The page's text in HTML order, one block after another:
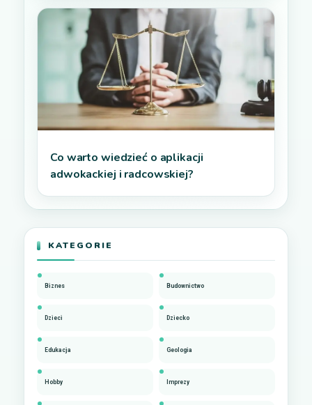
Co warto wiedzieć o aplikacji
adwokackiej i radcowskiej?
KATEGORIE
Biznes Budownictwo
Dzieci Dziecko
Edukacja Geologia
Hobby Imprezy